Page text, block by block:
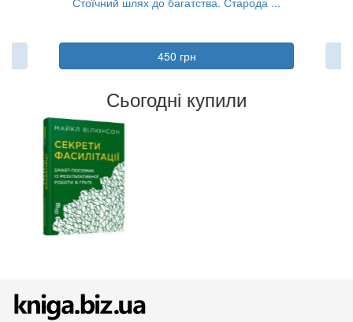
450 грн
Сьогодні купили